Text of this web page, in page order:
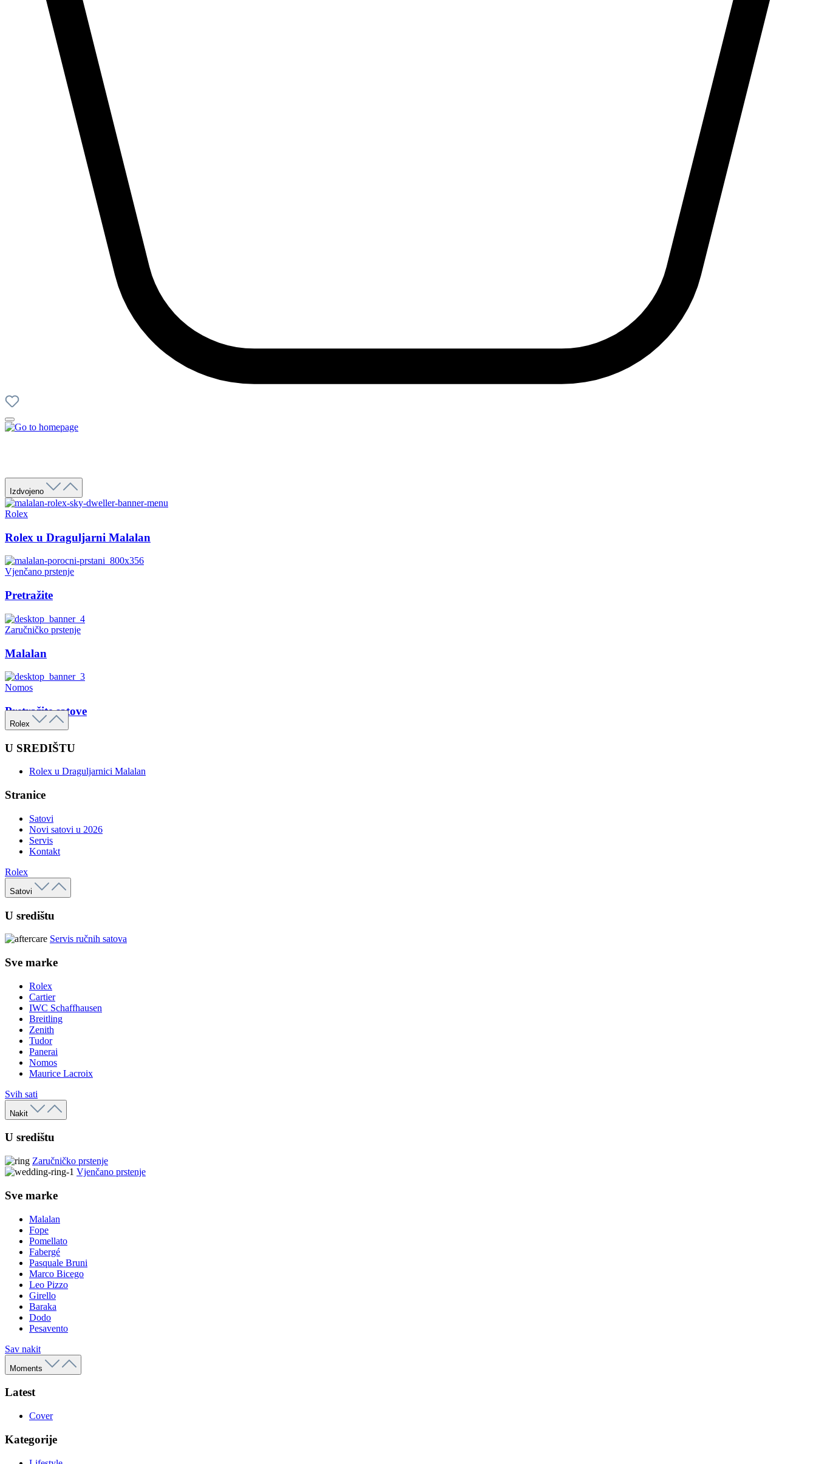
Izdvojeno
Rolex
Rolex u Draguljarni Malalan
Vjenčano prstenje
Pretražite
Zaručničko prstenje
Malalan
Nomos
Pretražite satove
Rolex
U SREDIŠTU
Rolex u Draguljarnici Malalan
Stranice
Satovi
Novi satovi u 2026
Servis
Kontakt
Rolex
Satovi
U središtu
Servis ručnih satova
Sve marke
Rolex
Cartier
IWC Schaffhausen
Breitling
Zenith
Tudor
Panerai
Nomos
Maurice Lacroix
Svih sati
Nakit
U središtu
Zaručničko prstenje
Vjenčano prstenje
Sve marke
Malalan
Fope
Pomellato
Fabergé
Pasquale Bruni
Marco Bicego
Leo Pizzo
Girello
Baraka
Dodo
Pesavento
Sav nakit
Moments
Latest
Cover
Kategorije